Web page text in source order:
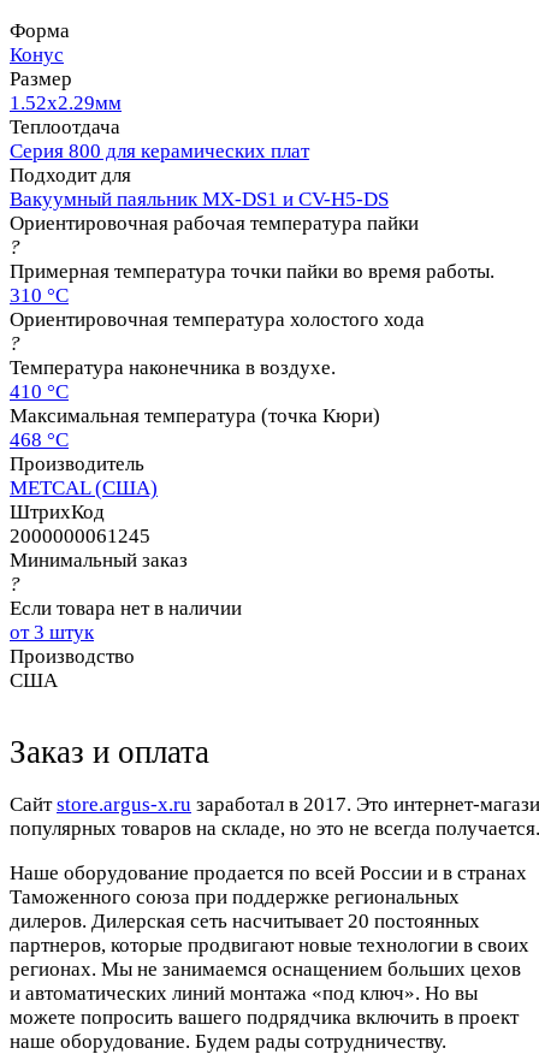
Форма
Конус
Размер
1.52х2.29мм
Теплоотдача
Серия 800 для керамических плат
Подходит для
Вакуумный паяльник MX-DS1 и CV-H5-DS
Ориентировочная рабочая температура пайки
?
Примерная температура точки пайки во время работы.
310 °C
Ориентировочная температура холостого хода
?
Температура наконечника в воздухе.
410 °C
Максимальная температура (точка Кюри)
468 °C
Производитель
METCAL (США)
ШтрихКод
2000000061245
Минимальный заказ
?
Если товара нет в наличии
от 3 штук
Производство
США
Заказ и оплата
Cайтstore.argus-x.ru заработал в 2017. Это интернет-
популярных товаров на складе, но это не всегда
Наше оборудование продается по всей России и в странах
Таможенного союза при поддержке региональных
дилеров. Дилерская сеть насчитывает 20 постоянных
партнеров, которые продвигают новые технологии в своих
регионах. Мы не занимаемся оснащением больших цехов
и автоматических линий монтажа «под ключ». Но вы
можете попросить вашего подрядчика включить в проект
наше оборудование. Будем рады сотрудничеству.